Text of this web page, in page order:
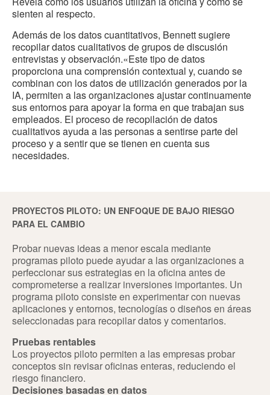
sienten al respecto.
Además de los datos cuantitativos, Bennett sugiere
recopilar datos cualitativos de grupos de discusión
entrevistas y observación.«Este tipo de datos
proporciona una comprensión contextual y, cuando se
combinan con los datos de utilización generados por la
IA, permiten a las organizaciones ajustar continuamente
sus entornos para apoyar la forma en que trabajan sus
empleados. El proceso de recopilación de datos
cualitativos ayuda a las personas a sentirse parte del
proceso y a sentir que se tienen en cuenta sus
necesidades.
PROYECTOS PILOTO: UN ENFOQUE DE BAJO RIESGO
PARA EL CAMBIO
Probar nuevas ideas a menor escala mediante
programas piloto puede ayudar a las organizaciones a
perfeccionar sus estrategias en la oficina antes de
comprometerse a realizar inversiones importantes. Un
programa piloto consiste en experimentar con nuevas
aplicaciones y entornos, tecnologías o diseños en áreas
seleccionadas para recopilar datos y comentarios.
Pruebas rentables
Los proyectos piloto permiten a las empresas probar
conceptos sin revisar oficinas enteras, reduciendo el
riesgo financiero.
Decisiones basadas en datos